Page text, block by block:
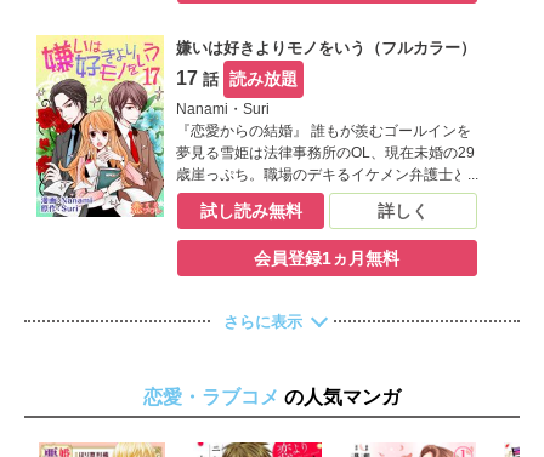
嫌いは好きよりモノをいう（フルカラー）
17 話 読み放題
Nanami・Suri
『恋愛からの結婚』 誰もが羨むゴールインを
夢見る雪姫は法律事務所のOL、現在未婚の29
歳崖っぷち。職場のデキるイケメン弁護士と
の妄想で心を満たす毎日だけど、ひょんな事
から替え玉お見合いをする事に。そこで現れ
た相手は生涯最高に嫌なヤツで――！？【恋
するソワレ】
試し読み無料 詳しく
会員登録1ヵ月無料
さらに表示
恋愛・ラブコメ の人気マンガ